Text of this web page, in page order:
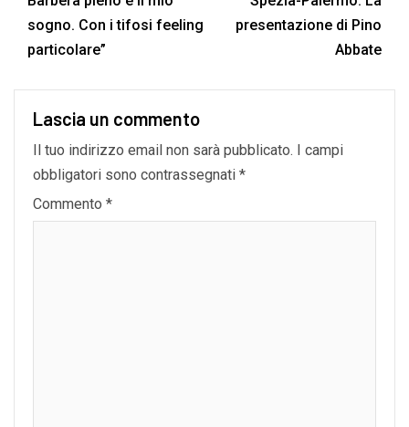
sogno. Con i tifosi feeling
particolare”
presentazione di Pino
Abbate
Lascia un commento
Il tuo indirizzo email non sarà pubblicato.
I campi
obbligatori sono contrassegnati *
Commento *